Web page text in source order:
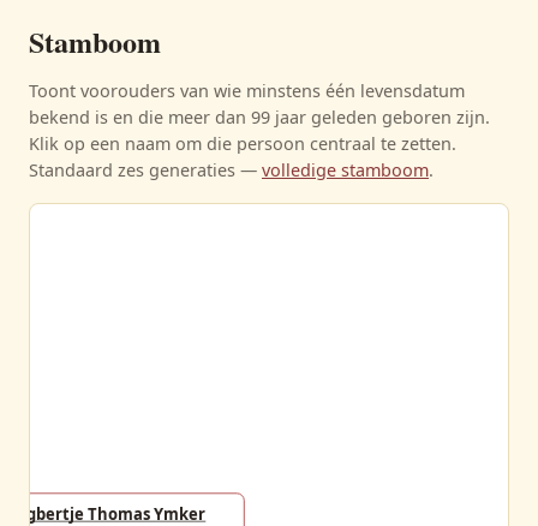
Stamboom
Toont voorouders van wie minstens één levensdatum
bekend is en die meer dan 99 jaar geleden geboren zijn.
Klik op een naam om die persoon centraal te zetten.
Standaard zes generaties — volledige stamboom.
Egbertje Thomas Ymker